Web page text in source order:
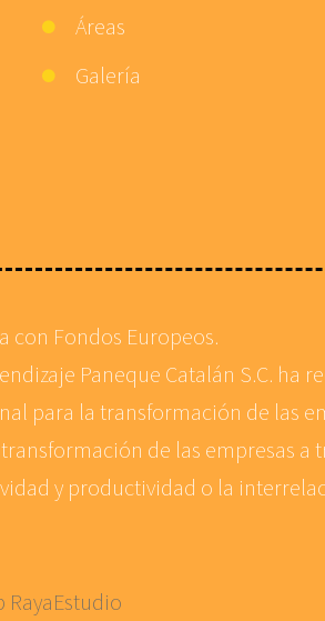
Áreas
Galería
con Fondos Europeos.
Paneque Catalán S.C.
para la transformación de las
de las empresas a
y productividad o la
RayaEstudio